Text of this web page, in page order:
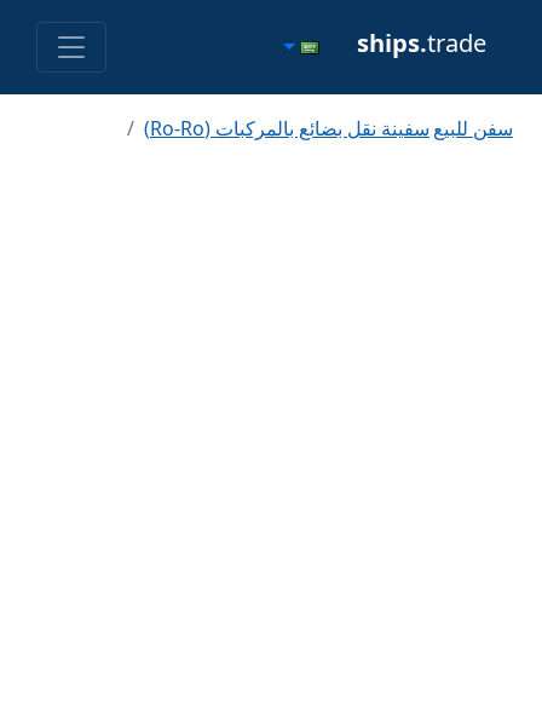
ships.trade
سفن للبيعسفينة نقل بضائع بالمركبات (Ro-Ro)